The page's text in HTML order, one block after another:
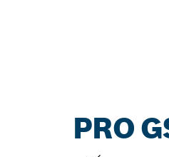
PRO